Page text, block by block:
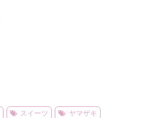
スイーツ
ヤマザキ